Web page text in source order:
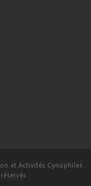
et Activités Cynophiles